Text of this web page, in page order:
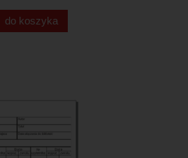
do koszyka